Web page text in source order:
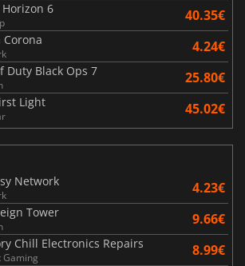
Horizon 6 40.35€
Corona 4.24€
Duty Black Ops 7 25.80€
Light 45.02€
Network
4.23€
Tower 9.66€
Chill Electronics Repairs
Gaming 8.99€